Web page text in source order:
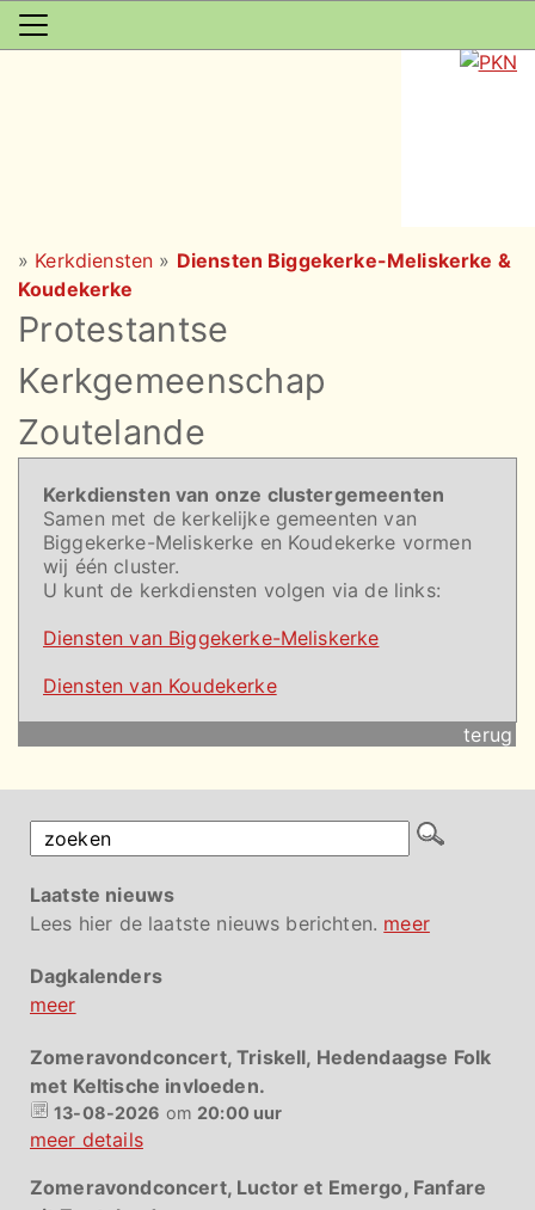
» Kerkdiensten » Diensten Biggekerke-Meliskerke &
Koudekerke
Protestantse
Kerkgemeenschap
Zoutelande
Kerkdiensten van onze clustergemeenten
Samen met de kerkelijke gemeenten van
Biggekerke-Meliskerke en Koudekerke vormen
wij één cluster.
U kunt de kerkdiensten volgen via de links:
Diensten van Biggekerke-Meliskerke
Diensten van Koudekerke
terug
Laatste nieuws
Lees hier de laatste nieuws berichten. meer
Dagkalenders
meer
Zomeravondconcert, Triskell, Hedendaagse Folk
met Keltische invloeden.
13-08-2026 om 20:00 uur
meer details
Zomeravondconcert, Luctor et Emergo, Fanfare